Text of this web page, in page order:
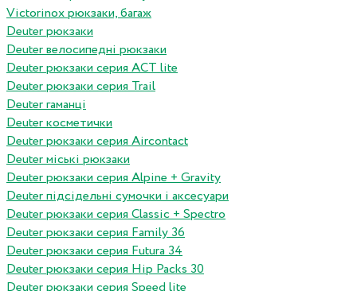
Victorinox рюкзаки, багаж
Deuter рюкзаки
Deuter велосипедні рюкзаки
Deuter рюкзаки серия ACT lite
Deuter рюкзаки серия Trail
Deuter гаманці
Deuter косметички
Deuter рюкзаки серия Aircontact
Deuter міські рюкзаки
Deuter рюкзаки серия Alpine + Gravity
Deuter підсідельні сумочки і аксесуари
Deuter рюкзаки серия Classic + Spectro
Deuter рюкзаки серия Family 36
Deuter рюкзаки серия Futura 34
Deuter рюкзаки серия Hip Packs 30